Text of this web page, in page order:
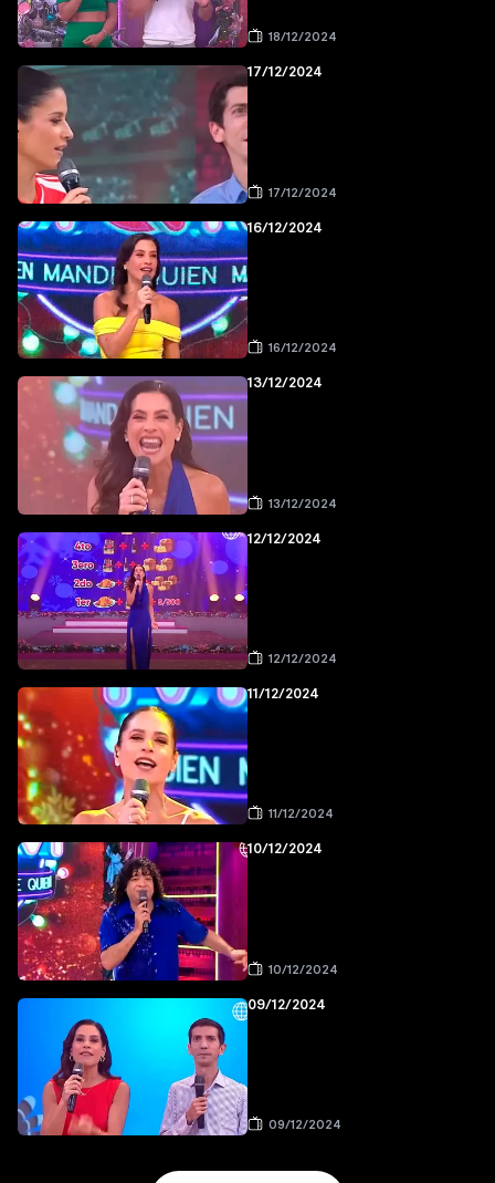
18/12/2024
17/12/2024
17/12/2024
16/12/2024
16/12/2024
13/12/2024
13/12/2024
12/12/2024
12/12/2024
11/12/2024
11/12/2024
10/12/2024
10/12/2024
09/12/2024
09/12/2024